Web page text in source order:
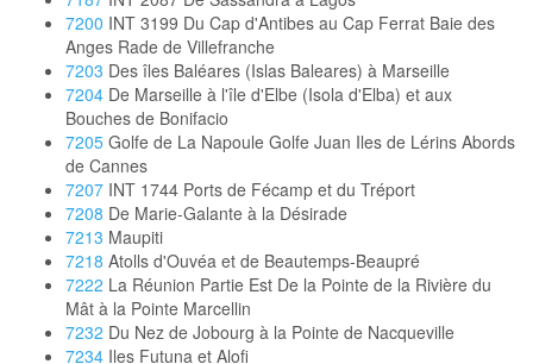
7200 INT 3199 Du Cap d'Antibes au Cap Ferrat Baie des
Anges Rade de Villefranche
7203 Des îles Baléares (Islas Baleares) à Marseille
7204 De Marseille à l'île d'Elbe (Isola d'Elba) et aux
Bouches de Bonifacio
7205 Golfe de La Napoule Golfe Juan Iles de Lérins Abords
de Cannes
7207 INT 1744 Ports de Fécamp et du Tréport
7208 De Marie-Galante à la Désirade
7213 Maupiti
7218 Atolls d'Ouvéa et de Beautemps-Beaupré
7222 La Réunion Partie Est De la Pointe de la Rivière du
Mât à la Pointe Marcellin
7232 Du Nez de Jobourg à la Pointe de Nacqueville
7234 Iles Futuna et Alofi